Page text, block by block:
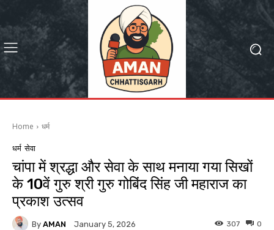
Home धर्म
धर्म सेवा
चांपा में श्रद्धा और सेवा के साथ मनाया गया सिखों
के 10वें गुरु श्री गुरु गोबिंद सिंह जी महाराज का
प्रकाश उत्सव
By AMAN January 5, 2026 0
307